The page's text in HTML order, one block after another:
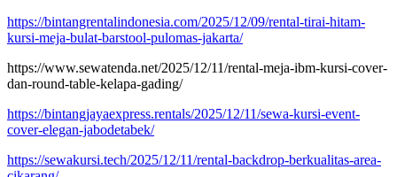
https://bintangrentalindonesia.com/2025/12/09/rental-tirai-hitam-
kursi-meja-bulat-barstool-pulomas-jakarta/
https://www.sewatenda.net/2025/12/11/rental-meja-ibm-kursi-cover-
dan-round-table-kelapa-gading/
https://bintangjayaexpress.rentals/2025/12/11/sewa-kursi-event-
cover-elegan-jabodetabek/
https://sewakursi.tech/2025/12/11/rental-backdrop-berkualitas-area-